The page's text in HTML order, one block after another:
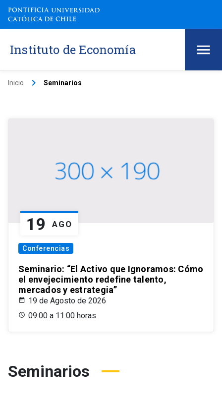
Instituto de Economía
Inicio keyboard_arrow_right Seminarios
19 AGO
Conferencias
Seminario: “El Activo que Ignoramos: Cómo
el envejecimiento redefine talento,
mercados y estrategia”
19 de Agosto de 2026
09:00 a 11:00 horas
Seminarios